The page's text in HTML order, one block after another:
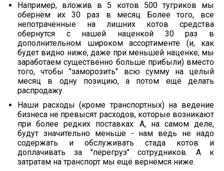
Например, вложив в 5 котов 500 тугриков мы
обернём их 30 раз в месяц Более того, все
непотраченные на лишних котов средства
обернутся с нашей наценкой 30 раз в
дополнительном широком ассортименте (и, как
будет видно ниже, даже при меньшей наценке, мы
заработаем существенно больше прибыли) вместо
того, чтобы "заморозить" всю сумму на целый
месяц в одну позицию, а потом ещё делать
распродажу.
Наши расходы (кроме транспортных) на ведение
бизнеса не превысят расходов, которые возникают
при более редких поставках. А, на самом деле,
будут значительно меньше - нам ведь не надо
содержать и обслуживать стада котов и
доплачивать за "перегруз" сотрудников. А к
затратам на транспорт мы ещё вернёмся ниже.